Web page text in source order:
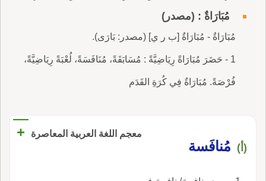
مُبَارَاةٌ : (مصدر)
مُبَارَاةٌ - مُبَارَاةٌ [ب ر ي] (مصدر: بَارَى).
1 - حَضَرَ مُبَارَاةً رِيَاضِيَّةً : مُسَابَقَةً، مُنَافَسَةً، لُعْبَةً رِيَاضِيَّةً،
فُرْصَةً. مُبَارَاةٌ فِي كُرَةِ القَدَم
معجم اللغة العربية المعاصرة +
(أ) مُنافَسة